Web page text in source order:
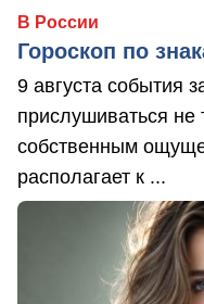
В России
Гороскоп по
9 августа события
прислушиваться не
собственным
располагает к ...